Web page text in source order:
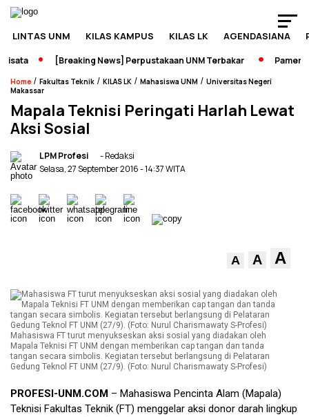
LINTAS UNM KILAS KAMPUS KILAS LK AGENDASIANA
[Breaking News] Perpustakaan UNM Terbakar Pameran
Home / Fakultas Teknik / KILAS LK / Mahasiswa UNM / Universitas Negeri
Makassar
Mapala Teknisi Peringati Harlah Lewat
Aksi Sosial
LPM Profesi
- Redaksi
Selasa, 27 September 2016- 14:37 WITA
A A A
Mahasiswa FT turut menyukseskan aksi sosial yang diadakan oleh
Mapala Teknisi FT UNM dengan memberikan cap tangan dan tanda
tangan secara simbolis. Kegiatan tersebut berlangsung di Pelataran
Gedung Teknol FT UNM (27/9). (Foto: Nurul Charismawaty S-Profesi)
PROFESI-UNM.COM – Mahasiswa Pencinta Alam (Mapala)
Teknisi Fakultas Teknik (FT) menggelar aksi donor darah lingkup